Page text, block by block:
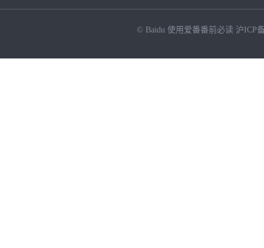
© Baidu 使用爱番番前必读 沪ICP